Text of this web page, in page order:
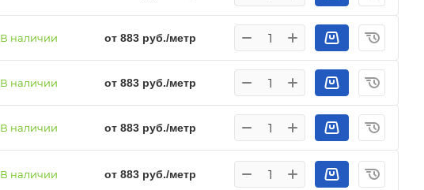
В наличии от 883 руб./метр
В наличии от 883 руб./метр
В наличии от 883 руб./метр
В наличии от 883 руб./метр